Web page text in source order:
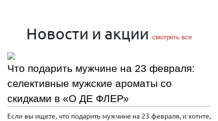
Новости и акции смотреть все
Что подарить мужчине на 23 февраля:
селективные мужские ароматы со
скидками в «О ДЕ ФЛЕР»
Если вы ищете, что подарить мужчине на 23 февраля, и хотите,